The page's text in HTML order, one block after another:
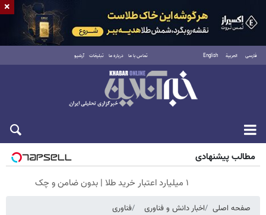
فارسی العربية English تماس با ما درباره ما تبلیغات آرشیو
جمعه ۱۶ مرداد ۱۴۰۵
مطالب پیشنهادی
۱ میلیارد اعتبار خرید طلا | بدون ضامن و چک
صفحه اصلی اخبار دانش و فناوری فناوری
×